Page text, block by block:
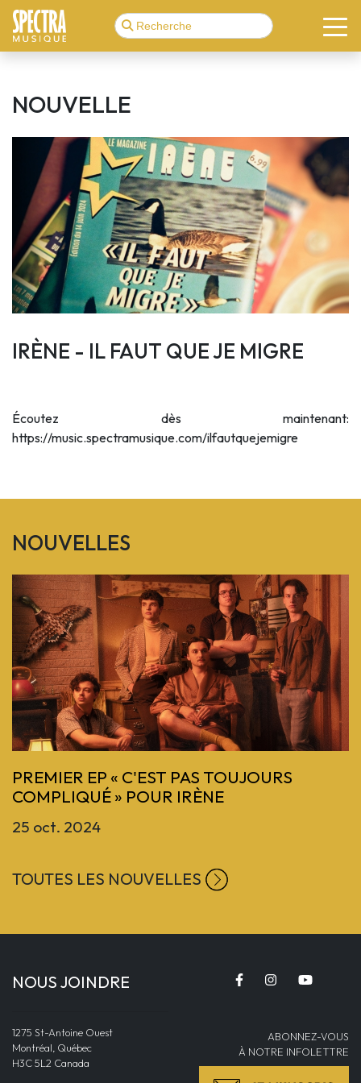
NOUVELLE
IRÈNE - IL FAUT QUE JE MIGRE
Écoutez dès maintenant:
https://music.spectramusique.com/ilfautquejemigre
NOUVELLES
PREMIER EP « C'EST PAS TOUJOURS
COMPLIQUÉ » POUR IRÈNE
25 oct. 2024
Previous
TOUTES LES NOUVELLES
NOUS JOINDRE
1275 St-Antoine Ouest
Montréal, Québec
H3C 5L2 Canada
ABONNEZ-VOUS
À NOTRE INFOLETTRE